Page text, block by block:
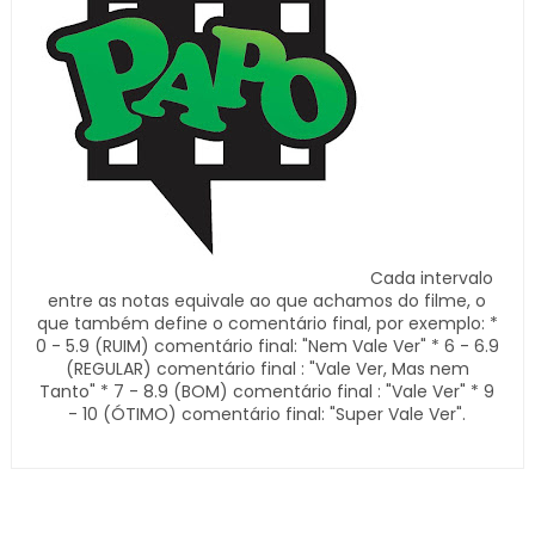
Cada intervalo
entre as notas equivale ao que achamos do filme, o
que também define o comentário final, por exemplo: *
0 - 5.9 (RUIM) comentário final: "Nem Vale Ver" * 6 - 6.9
(REGULAR) comentário final : "Vale Ver, Mas nem
Tanto" * 7 - 8.9 (BOM) comentário final : "Vale Ver" * 9
- 10 (ÓTIMO) comentário final: "Super Vale Ver".